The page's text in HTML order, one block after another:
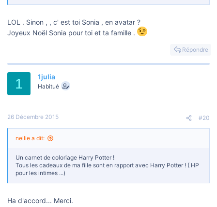
LOL . Sinon , , c' est toi Sonia , en avatar ?
Joyeux Noël Sonia pour toi et ta famille .
Répondre
1 1julia
Habitué
26 Décembre 2015 #20
nellie a dit:
Un carnet de coloriage Harry Potter !
Tous les cadeaux de ma fille sont en rapport avec Harry Potter ! ( HP
pour les intimes ...)
Ha d'accord... Merci.